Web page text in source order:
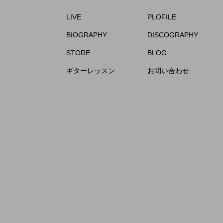
LIVE PLOFILE
BIOGRAPHY DISCOGRAPHY
STORE BLOG
ギターレッスン お問い合わせ